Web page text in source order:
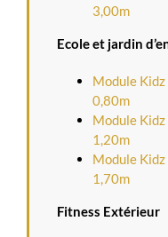
3,00m
Ecole et jardin
Module
0,80m
Module
1,20m
Module
1,70m
Fitness Extérieur